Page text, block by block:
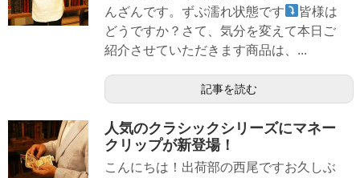
んざんです。ずぶ濡れ状態です
皆様は
どうですか？さて、気分を変えて本日ご
紹介させていただきます商品は、...
記事を読む
人気のクラシックシリーズにマネー
クリップが新登場！
こんにちは！出荷部の西尾ですお久しぶ